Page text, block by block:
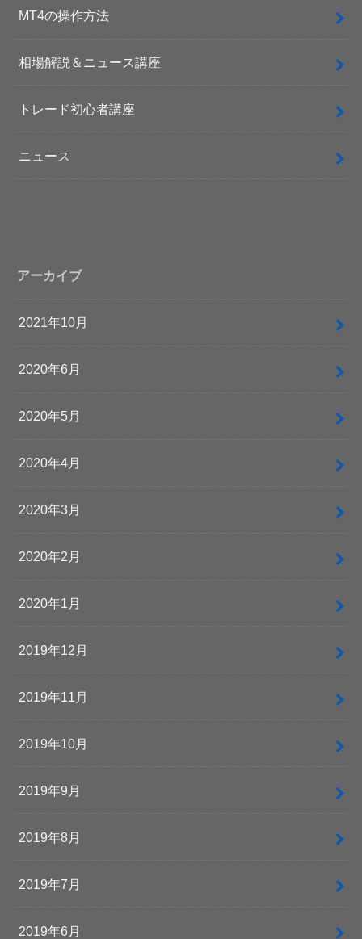
MT4の操作方法
相場解説＆ニュース講座
トレード初心者講座
ニュース
アーカイブ
2021年10月
2020年6月
2020年5月
2020年4月
2020年3月
2020年2月
2020年1月
2019年12月
2019年11月
2019年10月
2019年9月
2019年8月
2019年7月
2019年6月